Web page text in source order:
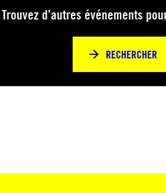
Trouvez d’autres événements
RECHERCHER